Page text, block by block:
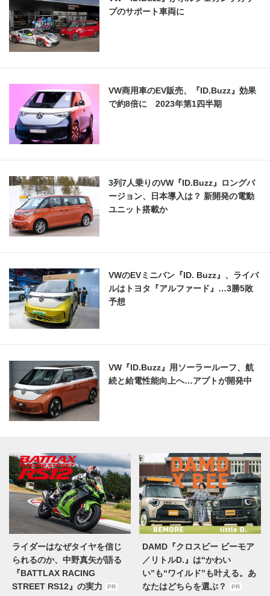
プのサポート車両に
VW商用車のEV販売、『ID.Buzz』効果
で約8倍に 2023年第1四半期
3列7人乗りのVW『ID.Buzz』ロングバ
ージョン、日本導入は？ 新開発の電動
ユニット搭載か
VWのEVミニバン『ID. Buzz』、ライバ
ルはトヨタ『アルファード』…3勝5敗
予想
VW『ID.Buzz』用ソーラールーフ、航
続と給電性能向上へ…アプトが開発中
ライダーはなぜタイヤを信じ
られるのか、中野真矢が語る
『BATTLAX RACING
STREET RS12』の実力
PR
DAMD『クロスビー ビーモア
／リトルD.』は“かわい
い”も“ワイルド”も叶える。あ
なたはどちらを選ぶ？
PR